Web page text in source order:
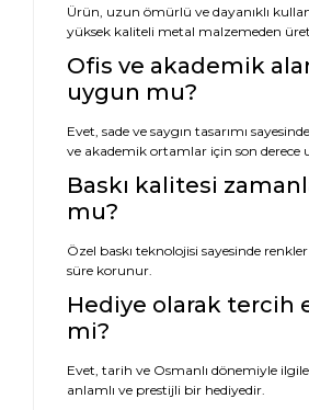
Ürün, uzun ömürlü ve dayanıklı
yüksek kaliteli metal malzemeden
Ofis ve akademik
uygun mu?
Evet, sade ve saygın tasarımı
ve akademik ortamlar için son derece
Baskı kalitesi
mu?
Özel baskı teknolojisi sayesinde
süre korunur.
Hediye olarak tercih
mi?
Evet, tarih ve Osmanlı dönemiyle
anlamlı ve prestijli bir hediyedir.